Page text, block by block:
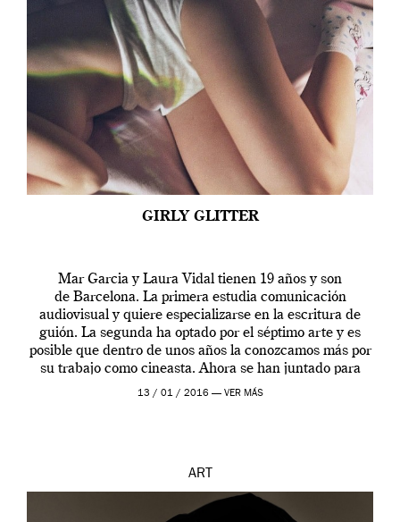
GIRLY GLITTER
Mar Garcia y Laura Vidal tienen 19 años y son
de Barcelona. La primera estudia comunicación
audiovisual y quiere especializarse en la escritura de
guión. La segunda ha optado por el séptimo arte y es
posible que dentro de unos años la conozcamos más por
su trabajo como cineasta. Ahora se han juntado para
contarnos una […]
13 / 01 / 2016 — VER MÁS
ART